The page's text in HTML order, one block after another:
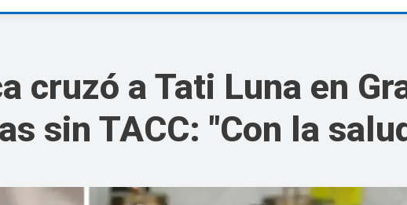
Diario
Primera
cruzó a Tati Luna en
sin TACC: "Con la